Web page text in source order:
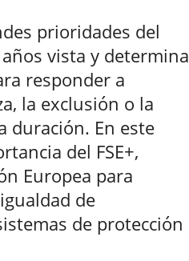
prioridades del
vista y determina
responder a
la exclusión o la
duración. En este
del FSE+,
Europea para
de
de protección